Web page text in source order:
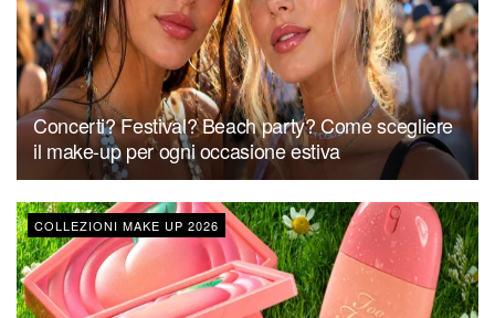
Concerti? Festival? Beach party? Come scegliere
il make-up per ogni occasione estiva
COLLEZIONI MAKE UP 2026